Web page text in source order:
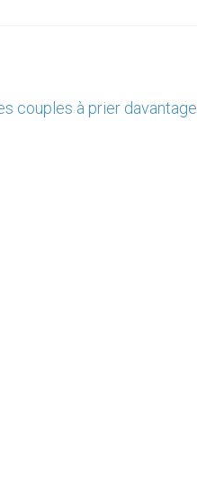
couples à prier davantage